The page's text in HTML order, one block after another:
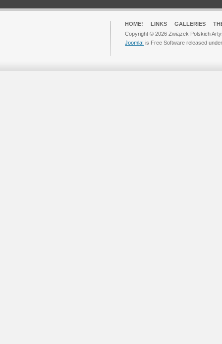
HOME! LINKS GALLERIES
Copyright © 2026 Związek Polskich
Joomla! is Free Software released